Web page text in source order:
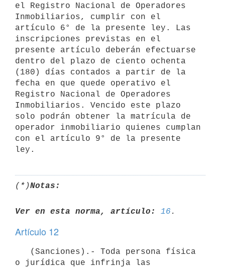
el Registro Nacional de Operadores
Inmobiliarios, cumplir con el
artículo 6° de la presente ley. Las
inscripciones previstas en el
presente artículo deberán efectuarse
dentro del plazo de ciento ochenta
(180) días contados a partir de la
fecha en que quede operativo el
Registro Nacional de Operadores
Inmobiliarios. Vencido este plazo
solo podrán obtener la matrícula de
operador inmobiliario quienes cumplan
con el artículo 9° de la presente
(*)Notas:
Ver en esta norma, artículo: 16
Artículo 12
o jurídica que infrinja las